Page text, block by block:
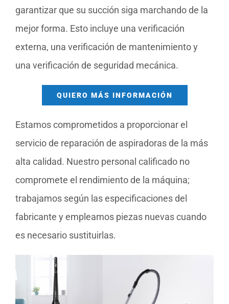
garantizar que su succión siga marchando de la
mejor forma. Esto incluye una verificación
externa, una verificación de mantenimiento y
una verificación de seguridad mecánica.
QUIERO MÁS INFORMACIÓN
Estamos comprometidos a proporcionar el
servicio de reparación de aspiradoras de la más
alta calidad. Nuestro personal calificado no
compromete el rendimiento de la máquina;
trabajamos según las especificaciones del
fabricante y empleamos piezas nuevas cuando
es necesario sustituirlas.